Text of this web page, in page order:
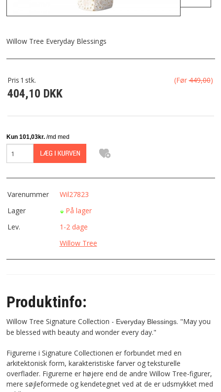
FRAGT
KONTAKT
FORTRYDELSESRET
Willow Tree Everyday Blessings
Pris 1 stk. (Før449,00)
404,10 DKK
Varenummer
Wil27823
Lager
På lager
Lev.
1-2 dage
Willow Tree
Produktinfo:
Willow Tree Signature Collection - Everyday Blessings. "May you
be blessed with beauty and wonder every day."
Figurerne i Signature Collectionen er forbundet med en
arkitektonisk form, karakteristiske farver og teksturelle
overflader. Figurerne er højere end de andre Willow Tree-figurer,
mere søjleformede og kendetegnet ved at de er udsmykket med